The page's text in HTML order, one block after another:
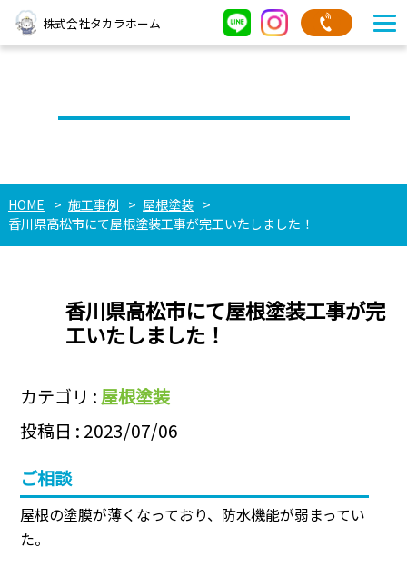
株式会社タカラホーム
HOME 施工事例
屋根塗装
香川県高松市にて屋根塗装工事が完工いたしました！
香川県高松市にて屋根塗装工事が完
工いたしました！
カテゴリ : 屋根塗装
投稿日 : 2023/07/06
ご相談
屋根の塗膜が薄くなっており、防水機能が弱まってい
た。